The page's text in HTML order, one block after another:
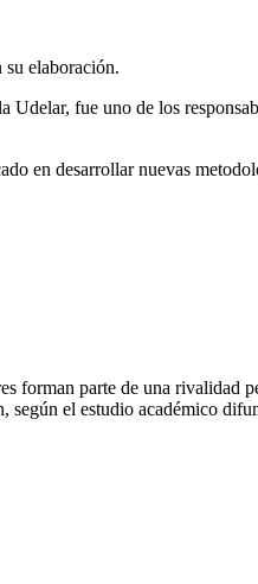
su elaboración.
fue uno de los
en desarrollar nuevas
parte de una rivalidad
el estudio académico